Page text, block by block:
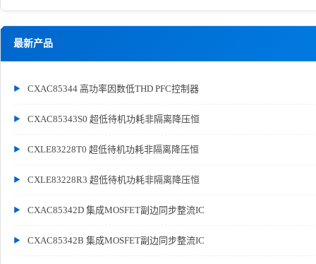
最新产品
CXAC85344 高功率因数低THD PFC控制器
CXAC85343S0 超低待机功耗非隔离降压恒
CXLE83228T0 超低待机功耗非隔离降压恒
CXLE83228R3 超低待机功耗非隔离降压恒
CXAC85342D 集成MOSFET副边同步整流IC
CXAC85342B 集成MOSFET副边同步整流IC